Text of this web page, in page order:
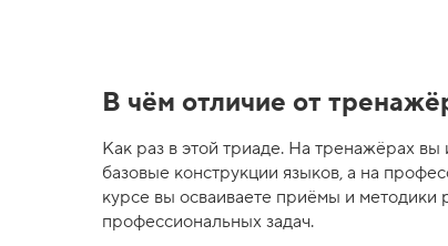
В чём отличие от
Как раз в этой триаде. На тренажёрах вы
базовые конструкции языков, а на
курсе вы осваиваете приёмы и методики
профессиональных задач.